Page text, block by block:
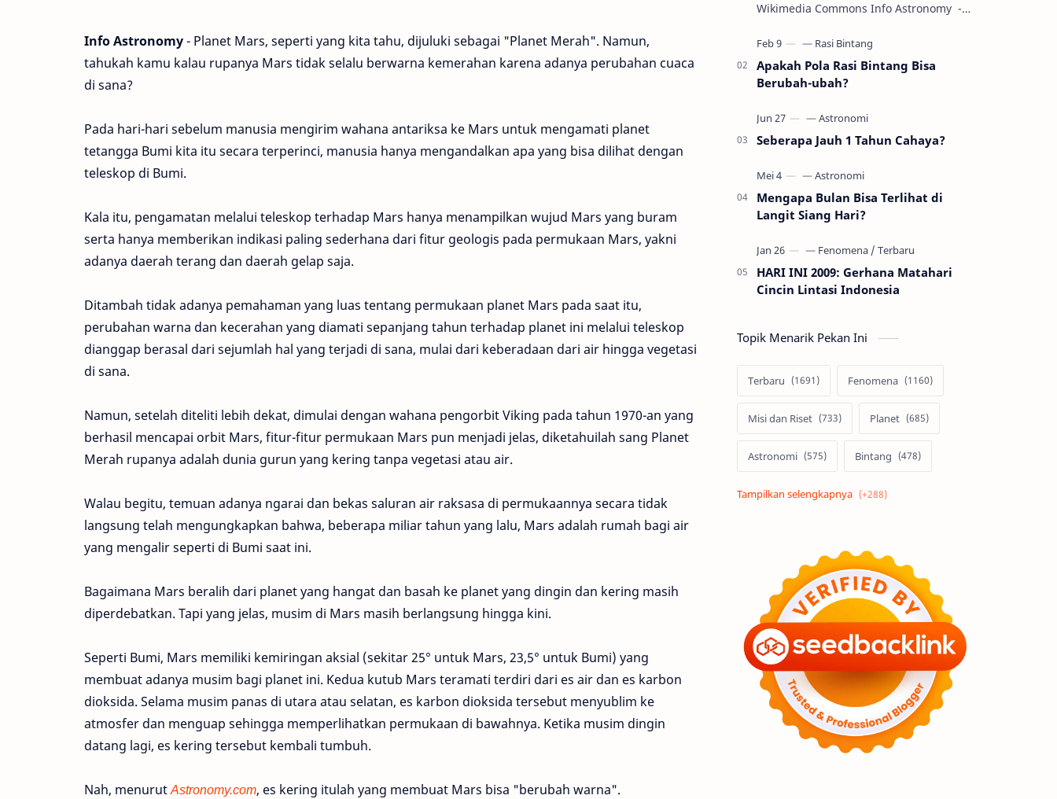
Info Astronomy- Planet Mars, seperti yang kita tahu, dijuluki sebagai "Planet Merah". Namun,
tahukah kamu kalau rupanya Mars tidak selalu berwarna kemerahan karena adanya perubahan cuaca
di sana?
Pada hari-hari sebelum manusia mengirim wahana antariksa ke Mars untuk mengamati planet
tetangga Bumi kita itu secara terperinci, manusia hanya mengandalkan apa yang bisa dilihat dengan
teleskop di Bumi.
Kala itu, pengamatan melalui teleskop terhadap Mars hanya menampilkan wujud Mars yang buram
serta hanya memberikan indikasi paling sederhana dari fitur geologis pada permukaan Mars, yakni
adanya daerah terang dan daerah gelap saja.
Ditambah tidak adanya pemahaman yang luas tentang permukaan planet Mars pada saat itu,
perubahan warna dan kecerahan yang diamati sepanjang tahun terhadap planet ini melalui teleskop
dianggap berasal dari sejumlah hal yang terjadi di sana, mulai dari keberadaan dari air hingga vegetasi
di sana.
Namun, setelah diteliti lebih dekat, dimulai dengan wahana pengorbit Viking pada tahun 1970-an yang
berhasil mencapai orbit Mars, fitur-fitur permukaan Mars pun menjadi jelas, diketahuilah sang Planet
Merah rupanya adalah dunia gurun yang kering tanpa vegetasi atau air.
Walau begitu, temuan adanya ngarai dan bekas saluran air raksasa di permukaannya secara tidak
langsung telah mengungkapkan bahwa, beberapa miliar tahun yang lalu, Mars adalah rumah bagi air
yang mengalir seperti di Bumi saat ini.
Bagaimana Mars beralih dari planet yang hangat dan basah ke planet yang dingin dan kering masih
diperdebatkan. Tapi yang jelas, musim di Mars masih berlangsung hingga kini.
Seperti Bumi, Mars memiliki kemiringan aksial (sekitar 25° untuk Mars, 23,5° untuk Bumi) yang
membuat adanya musim bagi planet ini. Kedua kutub Mars teramati terdiri dari es air dan es karbon
dioksida. Selama musim panas di utara atau selatan, es karbon dioksida tersebut menyublim ke
atmosfer dan menguap sehingga memperlihatkan permukaan di bawahnya. Ketika musim dingin
datang lagi, es kering tersebut kembali tumbuh.
Nah, menurutAstronomy.com, es kering itulah yang membuat Mars bisa "berubah warna".
Wikimedia Commons Info Astronomy -
gerhana Matahari akan terjadi sebanyak
22…
Apakah Pola Rasi Bintang Bisa
Berubah-ubah?
Seberapa Jauh 1 Tahun Cahaya?
Mengapa Bulan Bisa Terlihat di
Langit Siang Hari?
HARI INI 2009: Gerhana Matahari
Cincin Lintasi Indonesia
Topik Menarik Pekan Ini
Terbaru Fenomena
Misi dan Riset Planet
Astronomi Bintang
Alam semesta Galaksi
Tata Surya
Hype Astronot
Asteroid Observasi
Premium Komet
Penelitian
Satelit